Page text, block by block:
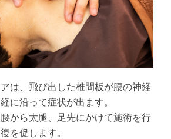
は、飛び出した椎間板が腰の神経
に沿って症状が出ます。
から太腿、足先にかけて施術を行
を促します。